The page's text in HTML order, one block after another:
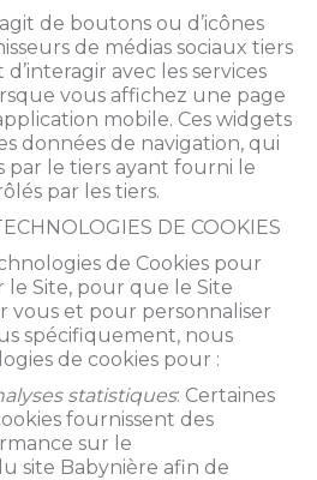
de boutons ou d’icônes
de médias sociaux tiers
avec les services
vous affichez une page
mobile. Ces widgets
données de navigation, qui
le tiers ayant fourni le
par les tiers.
DE COOKIES
de Cookies pour
Site, pour que le Site
vous et pour personnaliser
spécifiquement, nous
de cookies pour :
statistiques: Certaines
fournissent des
sur le
site Babynière afin de